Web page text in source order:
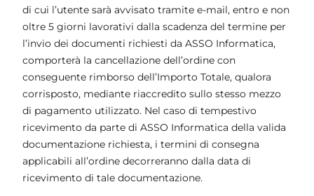
di cui l’utente sarà avvisato tramite e-mail, entro e non
oltre 5 giorni lavorativi dalla scadenza del termine per
l’invio dei documenti richiesti da ASSO Informatica,
comporterà la cancellazione dell’ordine con
conseguente rimborso dell’Importo Totale, qualora
corrisposto, mediante riaccredito sullo stesso mezzo
di pagamento utilizzato. Nel caso di tempestivo
ricevimento da parte di ASSO Informatica della valida
documentazione richiesta, i termini di consegna
applicabili all’ordine decorreranno dalla data di
ricevimento di tale documentazione.